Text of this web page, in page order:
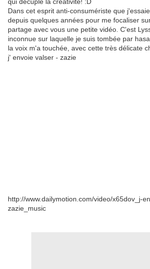
Dans cet esprit anti-consumériste que
depuis quelques années pour me focaliser
partage avec vous une petite vidéo. C'est
inconnue sur laquelle je suis tombée par
la voix m'a touchée, avec cette très délicate
j' envoie valser - zazie
http://www.dailymotion.com/video/x65dov_j-
zazie_music